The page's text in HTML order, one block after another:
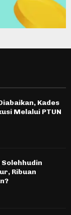
Kades
Melalui PTUN
Ribuan